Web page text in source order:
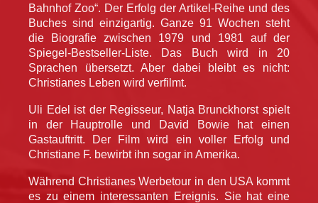
Bahnhof Zoo“. Der Erfolg der Artikel-Reihe und des
Buches sind einzigartig. Ganze 91 Wochen steht
die Biografie zwischen 1979 und 1981 auf der
Spiegel-Bestseller-Liste. Das Buch wird in 20
Sprachen übersetzt. Aber dabei bleibt es nicht:
Christianes Leben wird verfilmt.
Uli Edel ist der Regisseur, Natja Brunckhorst spielt
in der Hauptrolle und David Bowie hat einen
Gastauftritt. Der Film wird ein voller Erfolg und
Christiane F. bewirbt ihn sogar in Amerika.
Während Christianes Werbetour in den USA kommt
es zu einem interessanten Ereignis. Sie hat eine